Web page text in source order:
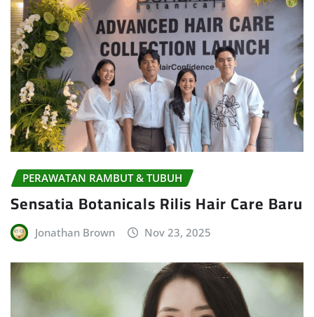
PERAWATAN RAMBUT & TUBUH
Sensatia Botanicals Rilis Hair Care Baru
Jonathan Brown Nov 23, 2025